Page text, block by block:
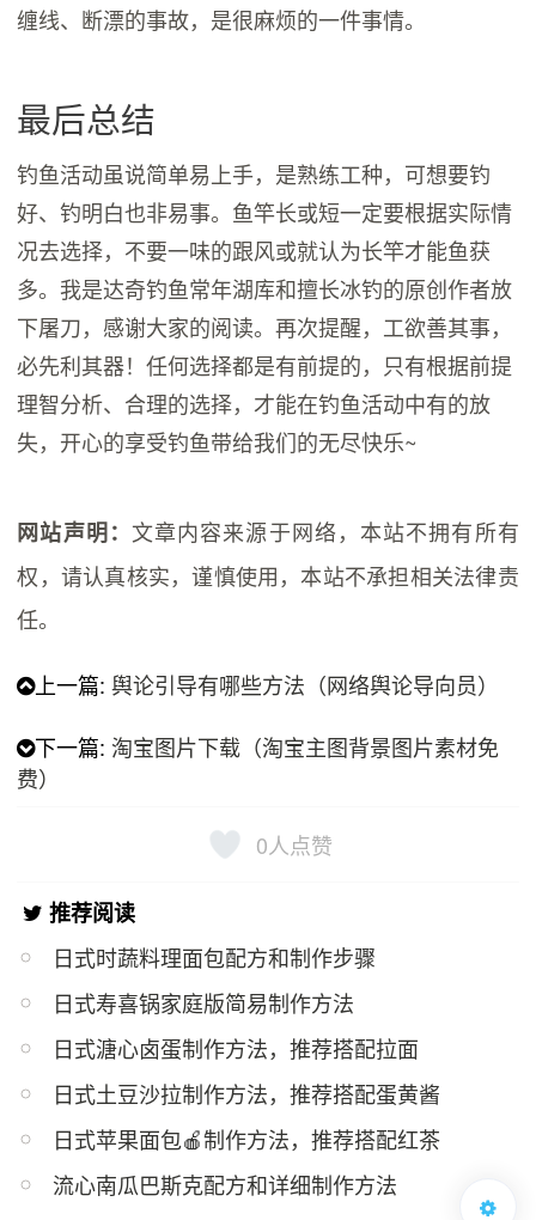
缠线、断漂的事故，是很麻烦的一件事情。
最后总结
钓鱼活动虽说简单易上手，是熟练工种，可想要钓
好、钓明白也非易事。鱼竿长或短一定要根据实际情
况去选择，不要一味的跟风或就认为长竿才能鱼获
多。我是达奇钓鱼常年湖库和擅长冰钓的原创作者放
下屠刀，感谢大家的阅读。再次提醒，工欲善其事，
必先利其器！任何选择都是有前提的，只有根据前提
理智分析、合理的选择，才能在钓鱼活动中有的放
失，开心的享受钓鱼带给我们的无尽快乐~
网站声明： 文章内容来源于网络，本站不拥有所有
权，请认真核实，谨慎使用，本站不承担相关法律责
任。
上一篇:舆论引导有哪些方法（网络舆论导向员）
下一篇: 淘宝图片下载（淘宝主图背景图片素材免
费）
0人点赞
推荐阅读
日式时蔬料理面包配方和制作步骤
日式寿喜锅家庭版简易制作方法
日式溏心卤蛋制作方法，推荐搭配拉面
日式土豆沙拉制作方法，推荐搭配蛋黄酱
日式苹果面包🍎制作方法，推荐搭配红茶
流心南瓜巴斯克配方和详细制作方法